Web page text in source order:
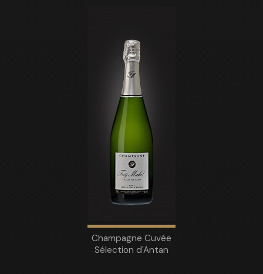
Champagne Cuvée
Sélection d'Antan